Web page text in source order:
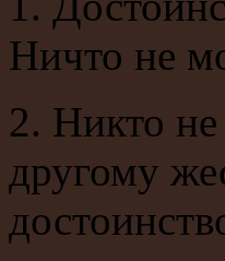
Ничто не
2. Никто
другому